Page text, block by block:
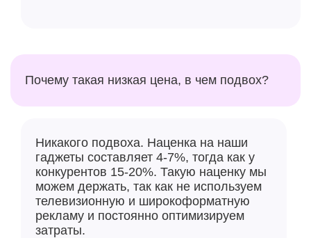
Почему такая низкая цена, в чем подвох?
Никакого подвоха. Наценка на наши
гаджеты составляет 4-7%, тогда как у
конкурентов 15-20%. Такую наценку мы
можем держать, так как не используем
телевизионную и широкоформатную
рекламу и постоянно оптимизируем
затраты.